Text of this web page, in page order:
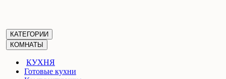
КАТЕГОРИИ
КОМНАТЫ
КУХНЯ
Готовые кухни